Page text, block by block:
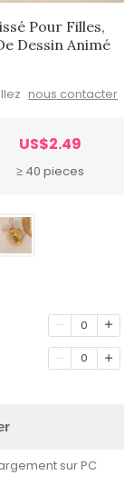
Pour Filles,
Dessin Animé
nous contacter
US$2.49
≥ 40 pieces
0
0
sur PC